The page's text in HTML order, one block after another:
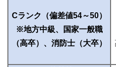
Cランク（偏差値54～50）
※地方中級、国家一般職
（高卒）、消防士（大卒）